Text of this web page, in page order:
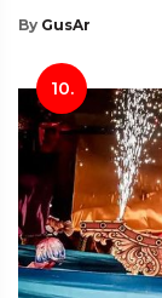
By GusAr
10.